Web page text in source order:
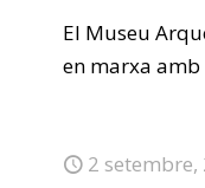
El Museu
en marxa
2 setembre,